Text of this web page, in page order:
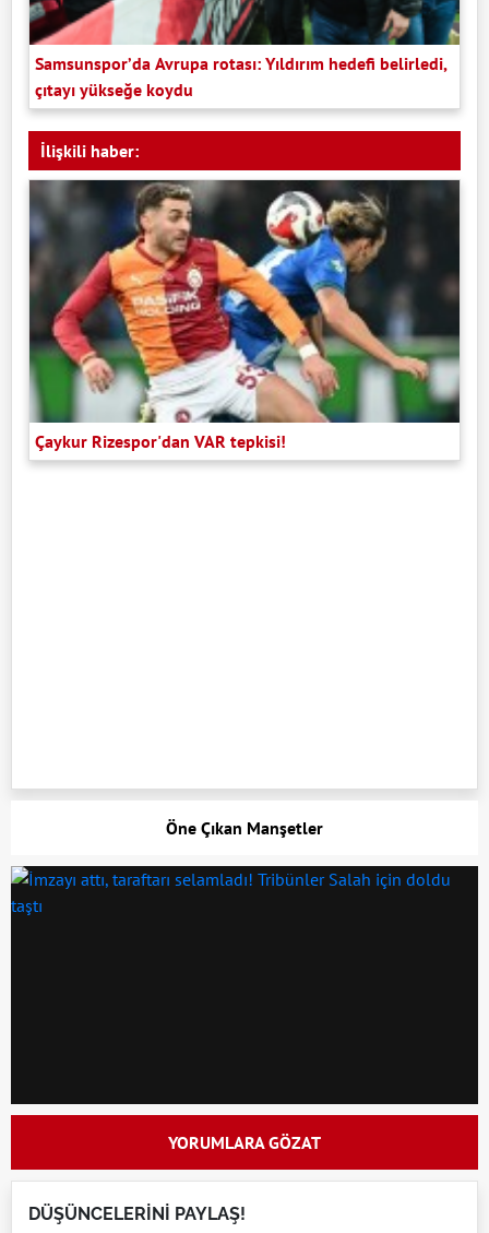
Samsunspor’da Avrupa rotası: Yıldırım hedefi belirledi,
çıtayı yükseğe koydu
İlişkili haber:
Çaykur Rizespor'dan VAR tepkisi!
Öne Çıkan Manşetler
YORUMLARA GÖZAT
DÜŞÜNCELERİNİ PAYLAŞ!